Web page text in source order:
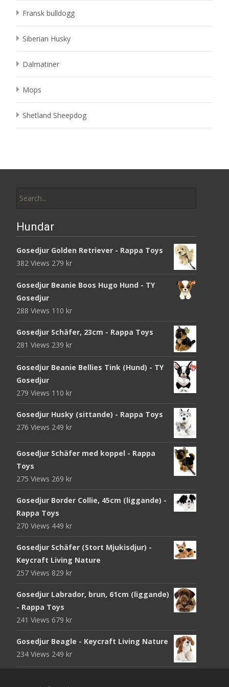
Fransk bulldogg
Siberian Husky
Dalmatiner
Mops
Shetland Sheepdog
for:
Hundar
Gosedjur Golden Retriever - Rappa Toys
382 Views 279 kr
Gosedjur Beanie Boos Hugo Hund - TY
Gosedjur
288 Views 110 kr
Gosedjur Schäfer, 23cm - Rappa Toys
281 Views 239 kr
Gosedjur Beanie Bellies Tink (Hund) - TY
Gosedjur
279 Views 110 kr
Gosedjur Husky (sittande) - Rappa Toys
276 Views 249 kr
Gosedjur Schäfer med koppel - Rappa
Toys
275 Views 269 kr
Gosedjur Border Collie, 45cm (liggande) -
Rappa Toys
270 Views 449 kr
Gosedjur Schäfer (Stort Mjukisdjur) -
Keycraft Living Nature
257 Views 829 kr
Gosedjur Labrador, brun, 61cm (liggande)
- Rappa Toys
241 Views 679 kr
Gosedjur Beagle - Keycraft Living Nature
234 Views 249 kr